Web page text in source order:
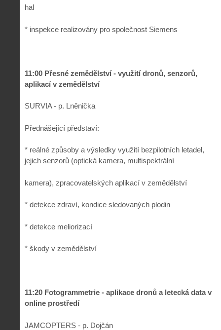
hal
* inspekce realizovány pro společnost Siemens
11:00 Přesné zemědělství - využití dronů, senzorů,
aplikací v zemědělství
SURVIA - p. Lněnička
Přednášející představí:
* reálné způsoby a výsledky využití bezpilotních letadel,
jejich senzorů (optická kamera, multispektrální
kamera), zpracovatelských aplikací v zemědělství
* detekce zdraví, kondice sledovaných plodin
* detekce meliorizací
* škody v zemědělství
11:20 Fotogrammetrie - aplikace dronů a letecká data v
online prostředí
JAMCOPTERS - p. Dojčán